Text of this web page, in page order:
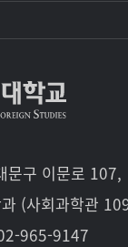
문구 이문로 107,
(사회과학관
965-9147